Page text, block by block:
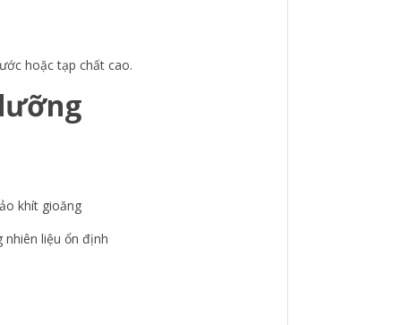
hoặc tạp chất cao.
khít gioăng
liệu ổn định